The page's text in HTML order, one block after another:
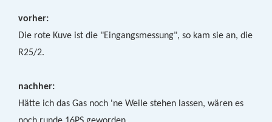
vorher:
Die rote Kuve ist die "Eingangsmessung", so kam sie an, die
R25/2.
nachher:
Hätte ich das Gas noch 'ne Weile stehen lassen, wären es